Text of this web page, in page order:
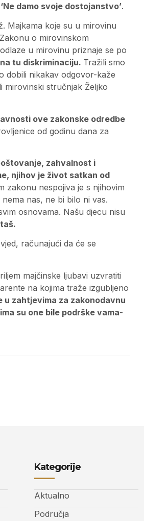
‘Ne damo svoje dostojanstvo’.
Majkama koje su u mirovinu
o mirovinskom
u mirovinu priznaje se po
tu diskriminaciju. Tražili smo
dobili nikakav odgovor-kaže
mirovinski stručnjak Željko
ove zakonske odredbe
od godinu dana za
zahvalnost i
njihov je život satkan od
zakonu nespojiva je s njihovim
nas, ne bi bilo ni vas.
osnovama. Našu djecu nisu
računajući da će se
majčinske ljubavi uzvratiti
na kojima traže izgubljeno
u zahtjevima za zakonodavnu
su one bile podrške vama-
Kategorije
Aktualno
Područja